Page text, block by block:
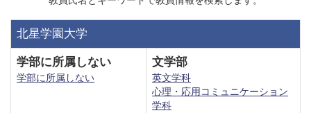
北星学園大学
学部に所属しない
学部に所属しない
文学部
英文学科
心理・応用コミュニケーション
学科